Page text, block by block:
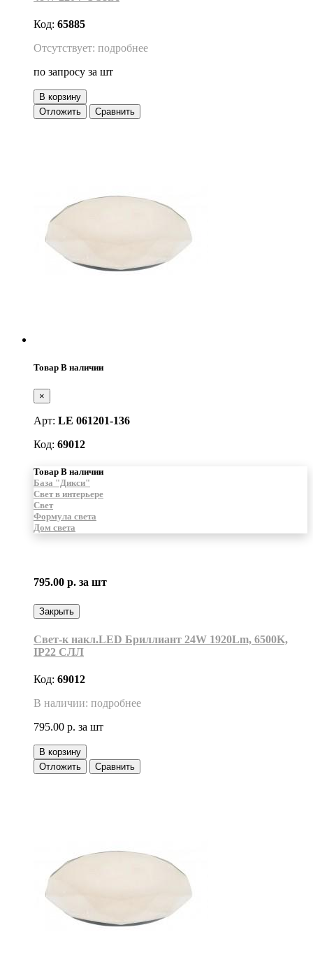
Код: 65885
Отсутствует: подробнее
по запросу за шт
В корзину
Отложить
Сравнить
Товар В наличии
×
Арт: LE 061201-136
Код: 69012
Товар В наличии
База "Дикси"
Свет в интерьере
Свет
Формула света
Дом света
795.00 р. за шт
Закрыть
Свет-к накл.LED Бриллиант 24W 1920Lm, 6500K,
IP22 СЛЛ
Код: 69012
В наличии: подробнее
795.00 р. за шт
В корзину
Отложить
Сравнить